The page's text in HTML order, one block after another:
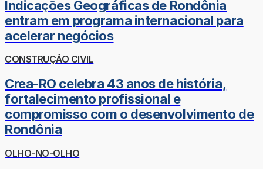
Indicações Geográficas de Rondônia
entram em programa internacional para
acelerar negócios
CONSTRUÇÃO CIVIL
Crea-RO celebra 43 anos de história,
fortalecimento profissional e
compromisso com o desenvolvimento de
Rondônia
OLHO-NO-OLHO